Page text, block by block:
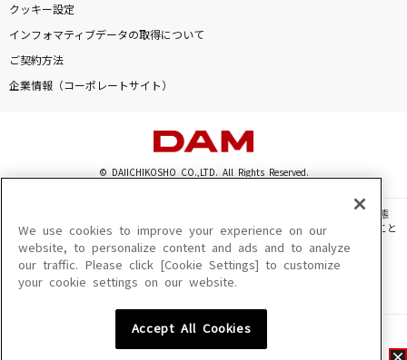
クッキー設定
インフォマティブデータの取得について
ご契約方法
企業情報（コーポレートサイト）
© DAIICHIKOSHO CO.,LTD. All Rights Reserved.
このサイトに掲載されている一切の文章・画像・写真・動画・音声等を、手段や形態
を問わず、著作権法の定める範囲を超えて無断で複製、転載、ファイル化などすること
を禁じます。
楽曲及びコンテンツは、機種によりご利用いただけない場合があります。
楽曲及びコンテンツの配信日、配信内容が変更になる場合があります。
We use cookies to improve your experience on our
website, to personalize content and ads and to analyze
our traffic. Please click [Cookie Settings] to customize
your cookie settings on our website.
Accept All Cookies